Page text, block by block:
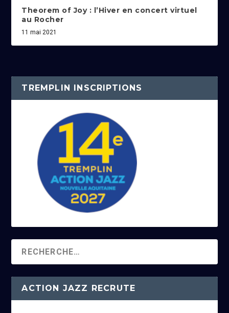
Theorem of Joy : l’Hiver en concert virtuel
au Rocher
11 mai 2021
TREMPLIN INSCRIPTIONS
ACTION JAZZ RECRUTE